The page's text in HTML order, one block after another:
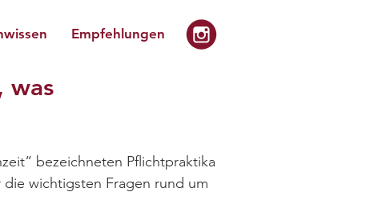
Empfehlungen
was
bezeichneten Pflichtpraktika
wichtigsten Fragen rund um